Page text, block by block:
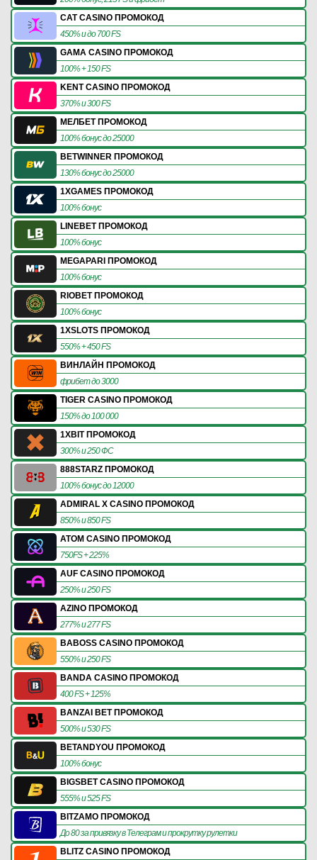
CAT CASINO ПРОМОКОД
450% и до 700 FS
GAMA CASINO ПРОМОКОД
100% + 150 FS
KENT CASINO ПРОМОКОД
370% и 300 FS
МЕЛБЕТ ПРОМОКОД
100% бонус до 25000
BETWINNER ПРОМОКОД
130% бонус до 25000
1XGAMES ПРОМОКОД
100% бонус
LINEBET ПРОМОКОД
100% бонус
MEGAPARI ПРОМОКОД
100% бонус
RIOBET ПРОМОКОД
100% бонус
1XSLOTS ПРОМОКОД
550% + 450 FS
ВИНЛАЙН ПРОМОКОД
фрибет до 3000
TIGER CASINO ПРОМОКОД
150% до 100 000
1XBIT ПРОМОКОД
300% и 250 ФС
888STARZ ПРОМОКОД
100% бонус до 12000
ADMIRAL X CASINO ПРОМОКОД
850% и 850 FS
ATOM CASINO ПРОМОКОД
750FS + 225%
AUF CASINO ПРОМОКОД
250% и 250 FS
AZINO ПРОМОКОД
277% и 277 FS
BABOSS CASINO ПРОМОКОД
550% и 250 FS
BANDA CASINO ПРОМОКОД
400 FS + 125%
BANZAI BET ПРОМОКОД
500% и 530 FS
BETANDYOU ПРОМОКОД
100% бонус
BIGSBET CASINO ПРОМОКОД
555% и 525 FS
BITZAMO ПРОМОКОД
До 80 за привязку в Телеграм и прокрутку рулетки
BLITZ CASINO ПРОМОКОД